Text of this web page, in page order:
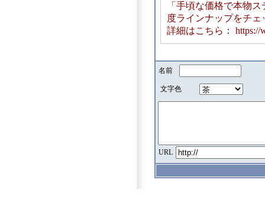
「手頃な価格で本物
度ラインナップをチ
詳細はこちら： https://
名前
文字色
URL